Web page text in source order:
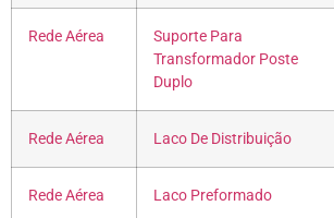
Rede Aérea
Suporte Para
Transformador Poste
Duplo
Rede Aérea Laco De Distribuição
Rede Aérea Laco Preformado